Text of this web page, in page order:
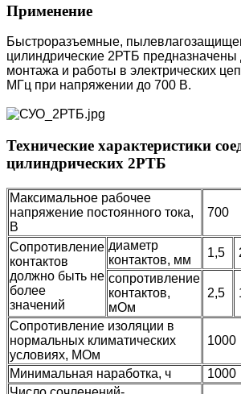
Применение
Быстроразъемные,
цилиндрические 2РТБ предназначены
монтажа и работы в электрических
МГц при напряжении до 700 В.
Технические характеристики
цилиндрических 2РТБ
Максимальное рабочее
напряжение постоянного тока,
В
700
Сопротивление
контактов
должно быть не
более
значений
диаметр
контактов, мм
1,5
сопротивление
контактов,
мОм
2,5
Сопротивление изоляции в
нормальных климатических
условиях, МОм
Минимальная наработка, ч